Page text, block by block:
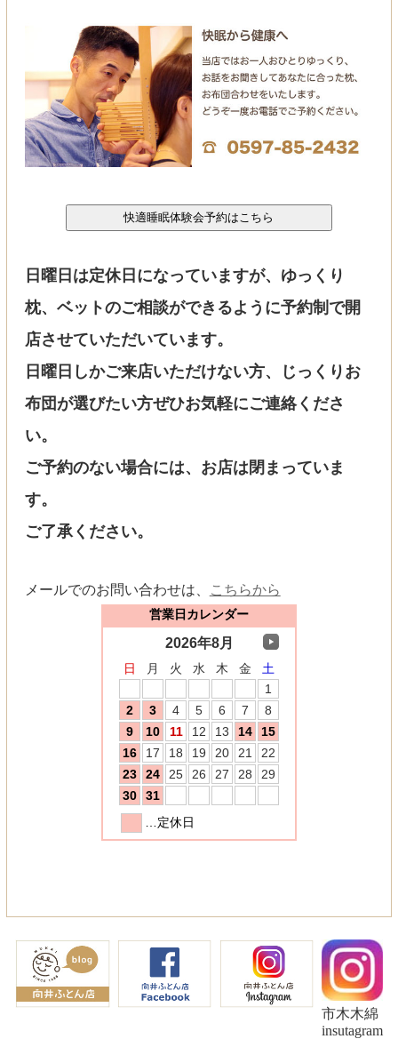
日曜日は定休日になっていますが、ゆっくり
枕、ベットのご相談ができるように予約制で開
店させていただいています。
日曜日しかご来店いただけない方、じっくりお
布団が選びたい方ぜひお気軽にご連絡くださ
い。
ご予約のない場合には、お店は閉まっていま
す。
ご了承ください。
メールでのお問い合わせは、 こちらから
市木木綿
insutagram